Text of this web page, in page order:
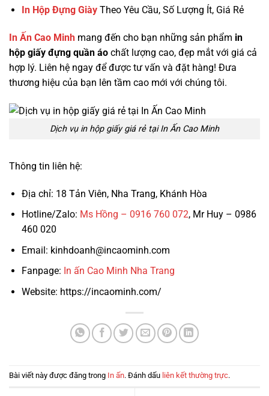
In Hộp Đựng GiàyTheo Yêu Cầu, Số Lượng Ít, Giá Rẻ
In Ấn Cao Minh mang đến cho bạn những sản phẩm in
hộp giấy đựng quần áo chất lượng cao, đẹp mắt với giá cả
hợp lý. Liên hệ ngay để được tư vấn và đặt hàng! Đưa
thương hiệu của bạn lên tầm cao mới với chúng tôi.
Dịch vụ in hộp giấy giá rẻ tại In Ấn Cao Minh
Thông tin liên hệ:
Địa chỉ: 18 Tản Viên, Nha Trang, Khánh Hòa
Hotline/Zalo: Ms Hồng – 0916 760 072, Mr Huy – 0986
460 020
Email: kinhdoanh@incaominh.com
Fanpage: In ấn Cao Minh Nha Trang
Website: https://incaominh.com/
Bài viết này được đăng trong In ấn. Đánh dấu liên kết thường trực.